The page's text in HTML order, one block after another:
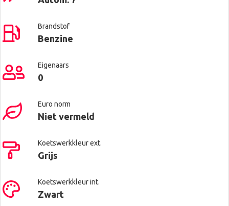
Brandstof
Benzine
Eigenaars
0
Euro norm
Niet vermeld
Koetswerkkleur ext.
Grijs
Koetswerkkleur int.
Zwart